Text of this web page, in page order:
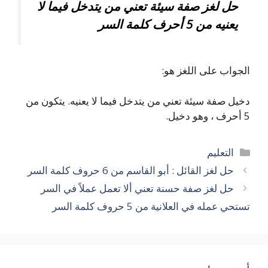
حل لغز صفة سيئة تعني من يتدخل فيما لا
يعنيه من 5 أحرف كلمة السر
الجواب على اللغز هو:
دخيل صفة سيئة تعني من يتدخل فيما لا يعنيه. يتكون من
5 أحرف ، وهو دخيل.
التصنيفات
التعليم
حل لغز القائل : أبو القاسم من 6 حروف كلمة السر
حل لغز صفة حسنة تعني ألا تعمل عملاً في السر
تستحي عمله في العلانية من 5 حروف كلمة السر